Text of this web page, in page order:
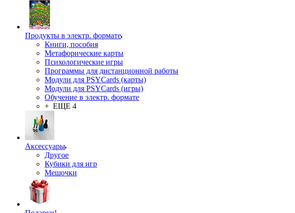
Продукты в электр. формате
Книги, пособия
Метафорические карты
Психологические игры
Программы для дистанционной работы
Модули для PSYCards (карты)
Модули для PSYCards (игры)
Обучение в электр. формате
+ ЕЩЕ 4
Аксессуары
Другое
Кубики для игр
Мешочки